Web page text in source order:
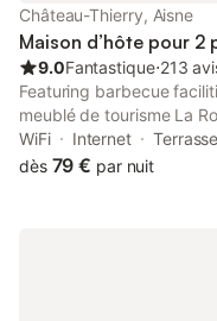
Château-Thierry, Aisne
Maison d’hôte pour 2
9.0Fantastique⋅213
Featuring barbecue
meublé de tourisme La
historic building in
Station.
WiFi Internet
Terrasse
dès 79 € par nuit